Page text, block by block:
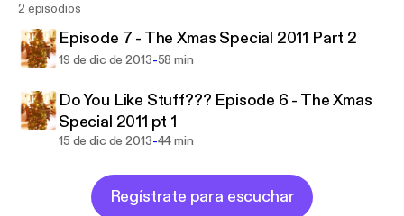
2 episodios
Episode 7 - The Xmas Special 2011 Part 2
19 de dic de 2013-58 min
Do You Like Stuff??? Episode 6 - The Xmas
Special 2011 pt 1
15 de dic de 2013-44 min
Regístrate para escuchar